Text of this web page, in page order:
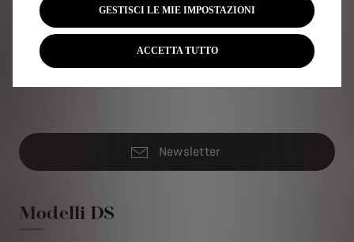
esclusivamente ai veicoli forniti dal marchio DS AUTOMOBILES e
importati nel paese interessato, in questo caso la Svizzera. Per i veicoli
non importati da DS AUTOMOBILES (importazione diretta), si prega di
contattare il rispettivo rappresentante del paese di origine.
Newsletter
Modelli DS
GESTISCI LE MIE IMPOSTAZIONI
ACCETTA TUTTO